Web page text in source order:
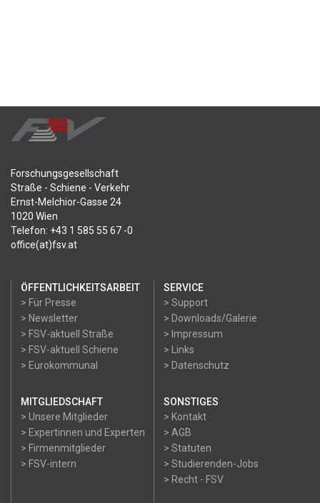
Forschungsgesellschaft
Straße - Schiene - Verkehr
Ernst-Melchior-Gasse 24
1020 Wien
Telefon: +43 1 585 55 67 -0
office(at)fsv.at
ÖFFENTLICHKEITSARBEIT
> Für Presse
> Newsletter
> FSV-aktuell Straße
> FSV-aktuell Schiene
> Eurokommunal
SERVICE
> Support
> Downloads/Galerie
> Impressum
> Links
> Datenschutz
MITGLIEDSCHAFT
> Unsere Mitglieder
> Expertinnen und Experten
> Firmenmitglieder
> FSV-intern
SONSTIGES
> Kontakt
> AGB
> Statuten
> Studierenden-Jobs
> Recht - FSV